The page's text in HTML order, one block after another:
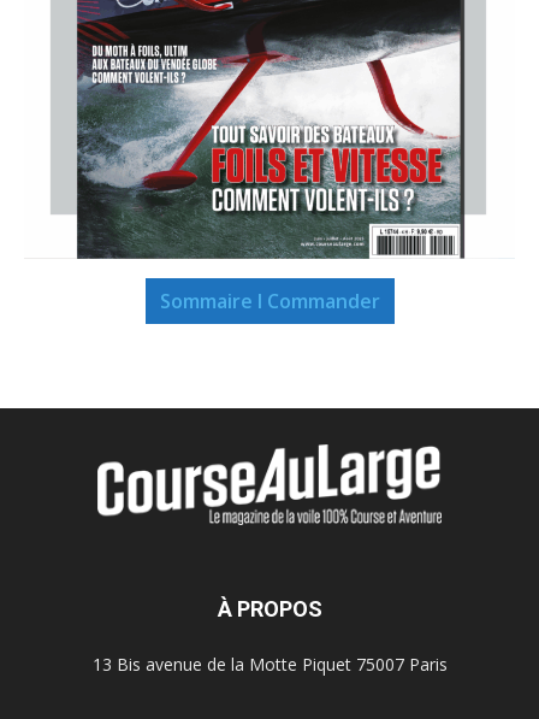
Sommaire I Commander
À PROPOS
13 Bis avenue de la Motte Piquet 75007 Paris